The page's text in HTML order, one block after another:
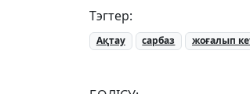
Тэгтер:
Ақтау сарбаз жоғалып